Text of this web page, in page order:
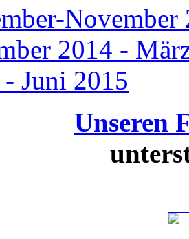
November
2014 -
Juni 2015
Unseren